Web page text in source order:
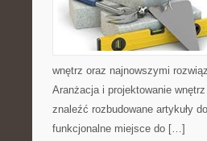
wnętrz oraz najnowszymi
Aranżacja i projektowanie
znaleźć rozbudowane artykuły
funkcjonalne miejsce do […]